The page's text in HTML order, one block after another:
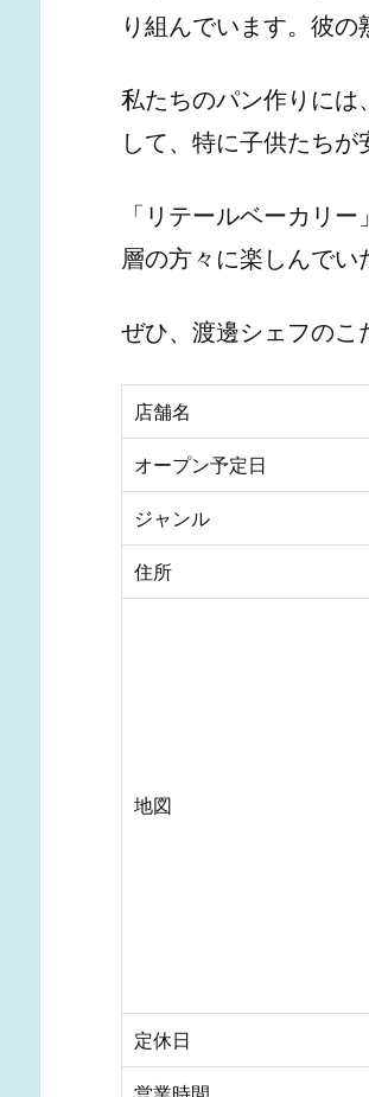
り組んでいます。彼
私たちのパン作りには
して、特に子供たち
「リテールベーカリ
層の方々に楽しんでい
ぜひ、渡邊シェフのこ
店舗名
オープン予定日
ジャンル
住所
地図
定休日